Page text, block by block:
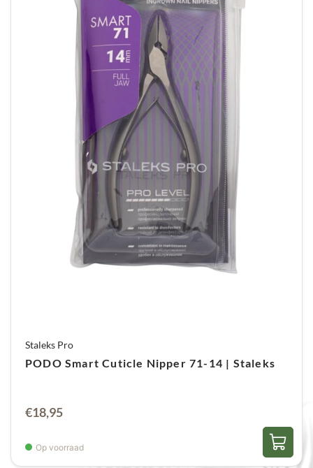
Staleks Pro
PODO Smart Cuticle Nipper 71-14 | Staleks
€18,95
Op voorraad